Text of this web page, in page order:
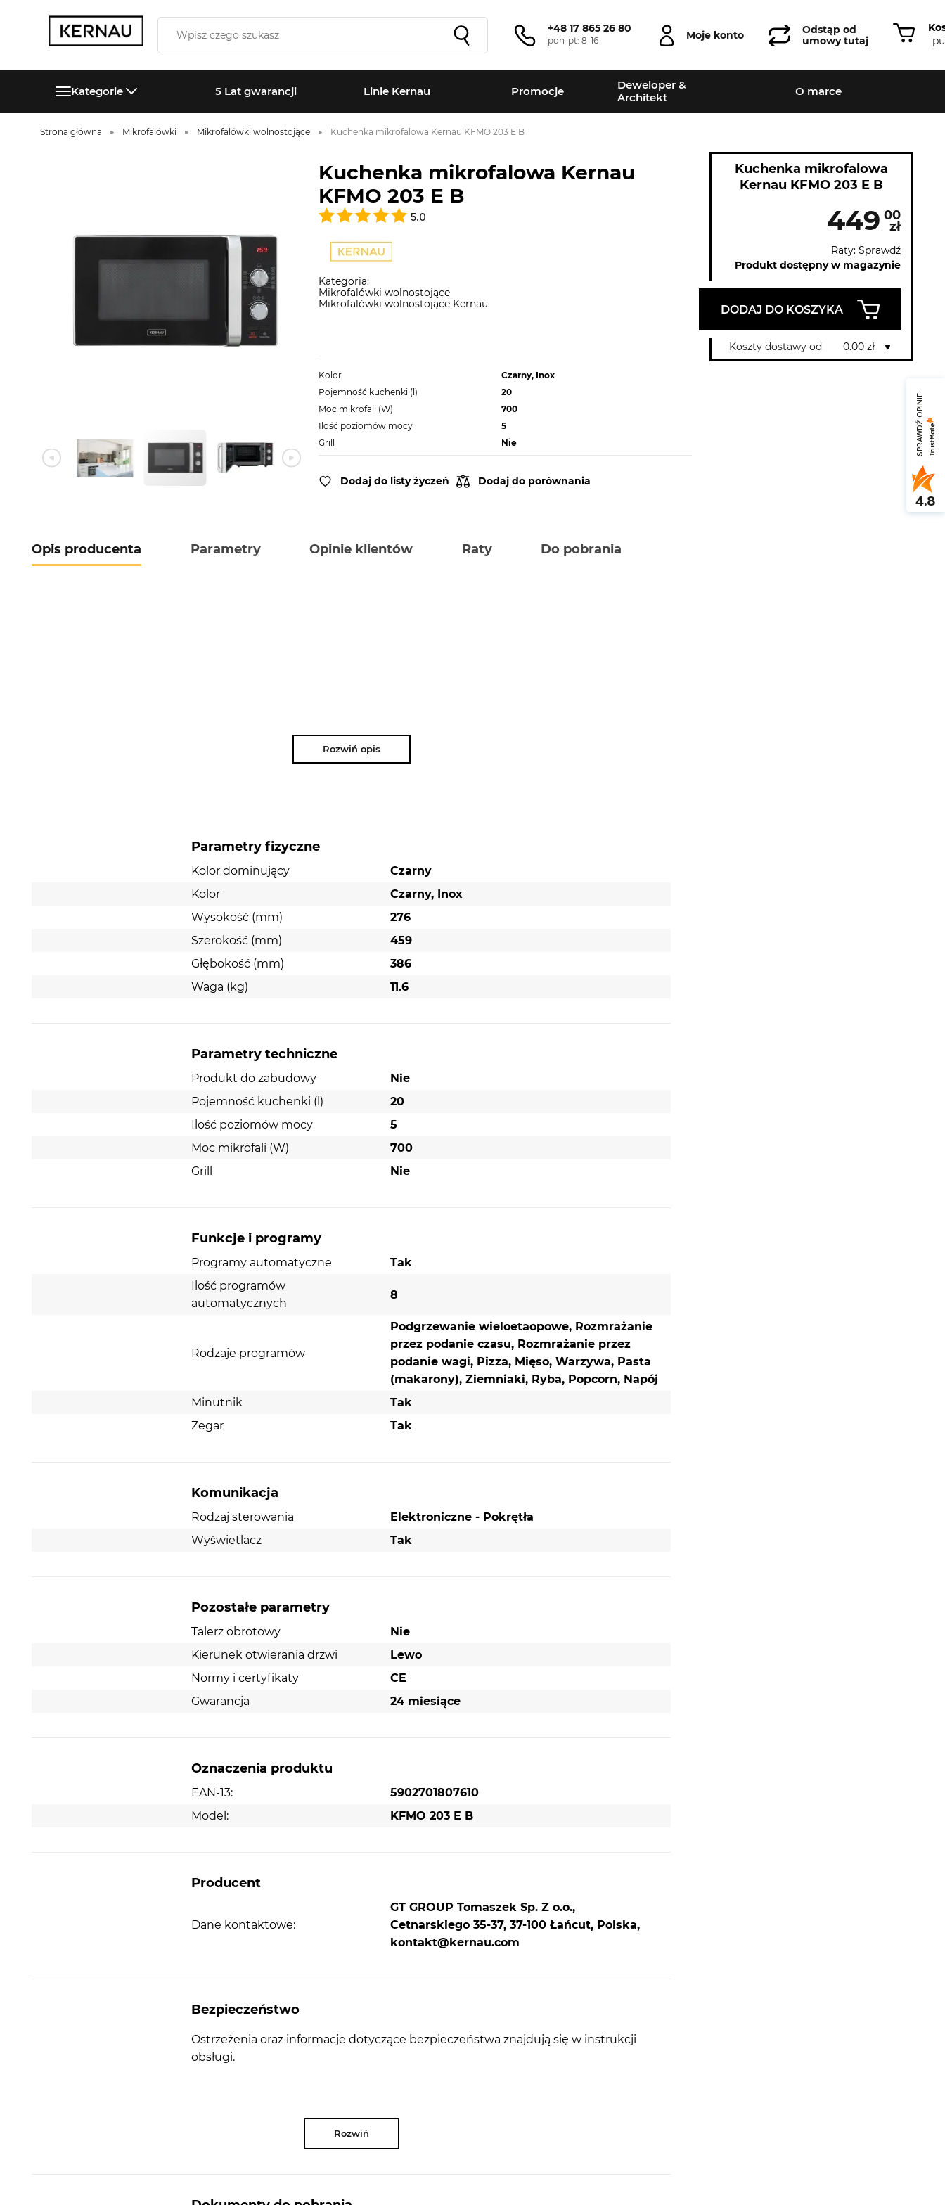
+48 17 865 26 80
pon-pt: 8-16 Moje konto
Odstąp od
umowy tutaj
Kategorie 5 Lat gwarancji Linie Kernau Promocje
Deweloper &
Architekt
O marce
Strona główna Mikrofalówki Mikrofalówki wolnostojące Kuchenka mikrofalowa Kernau KFMO 203 E B
Kuchenka mikrofalowa Kernau
KFMO 203 E B
5.0
Kategoria:
Mikrofalówki wolnostojące
Mikrofalówki wolnostojące Kernau
Kolor
Czarny, Inox
Pojemność kuchenki (l)
20
Moc mikrofali (W)
700
Ilość poziomów mocy
5
Grill
Nie
Dodaj do listy życzeń Dodaj do porównania
Kuchenka mikrofalowa
Kernau KFMO 203 E B
449 00
zł
Raty: Sprawdź
Produkt dostępny w magazynie
DODAJ DO KOSZYKA
Koszty dostawy od 0.00 zł
Opis producenta Parametry Opinie klientów Raty Do pobrania
Rozwiń opis
Parametry fizyczne
Kolor dominujący
Czarny
Kolor
Czarny, Inox
Wysokość (mm)
276
Szerokość (mm)
459
Głębokość (mm)
386
Waga (kg)
11.6
Parametry techniczne
Produkt do zabudowy
Nie
Pojemność kuchenki (l)
20
Ilość poziomów mocy
5
Moc mikrofali (W)
700
Grill
Nie
Funkcje i programy
Programy automatyczne
Tak
Ilość programów
automatycznych
8
Rodzaje programów
Podgrzewanie wieloetaopowe, Rozmrażanie
przez podanie czasu, Rozmrażanie przez
podanie wagi, Pizza, Mięso, Warzywa, Pasta
(makarony), Ziemniaki, Ryba, Popcorn, Napój
Minutnik
Tak
Zegar
Tak
Komunikacja
Rodzaj sterowania
Elektroniczne - Pokrętła
Wyświetlacz
Tak
Pozostałe parametry
Talerz obrotowy
Nie
Kierunek otwierania drzwi
Lewo
Normy i certyfikaty
CE
Gwarancja
24 miesiące
Oznaczenia produktu
EAN-13:
5902701807610
Model:
KFMO 203 E B
Producent
Dane kontaktowe:
GT GROUP Tomaszek Sp. Z o.o.,
Cetnarskiego 35-37, 37-100 Łańcut, Polska,
kontakt@kernau.com
Bezpieczeństwo
Ostrzeżenia oraz informacje dotyczące bezpieczeństwa znajdują się w instrukcji
obsługi.
Rozwiń
SPRAWDŹ OPINIE
4.8